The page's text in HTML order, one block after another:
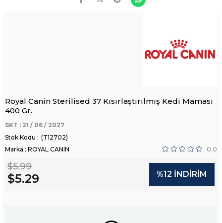
Royal Canin Sterilised 37 Kısırlaştırılmış Kedi Maması
400 Gr.
SKT : 21 / 06 / 2027
(T12702)
Marka : ROYAL CANIN 0.0
$5.99
$5.29 %12 İNDIRIM